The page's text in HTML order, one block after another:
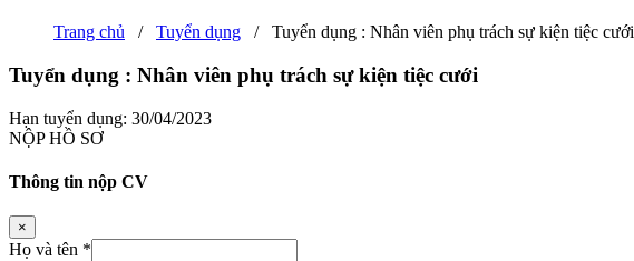
Trang chủ / Tuyển dụng / Tuyển dụng : Nhân viên phụ trách sự kiện tiệc cưới
Tuyển dụng : Nhân viên phụ trách sự kiện tiệc cưới
Hạn tuyển dụng: 30/04/2023
NỘP HỒ SƠ
Thông tin nộp CV
×
Họ và tên *